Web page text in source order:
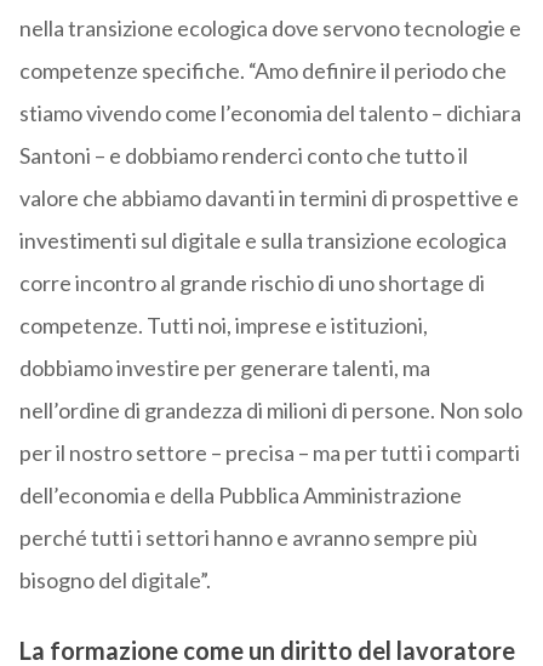
nella transizione ecologica dove servono tecnologie e
competenze specifiche. “Amo definire il periodo che
stiamo vivendo come l’economia del talento – dichiara
Santoni – e dobbiamo renderci conto che tutto il
valore che abbiamo davanti in termini di prospettive e
investimenti sul digitale e sulla transizione ecologica
corre incontro al grande rischio di uno shortage di
competenze. Tutti noi, imprese e istituzioni,
dobbiamo investire per generare talenti, ma
nell’ordine di grandezza di milioni di persone. Non solo
per il nostro settore – precisa – ma per tutti i comparti
dell’economia e della Pubblica Amministrazione
perché tutti i settori hanno e avranno sempre più
bisogno del digitale”.
La formazione come un diritto del lavoratore